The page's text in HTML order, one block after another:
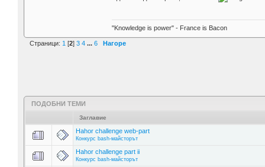
"Knowledge is power" - France is Bacon
Страници: 1 [2] 3 4 ... 6 Нагоре
ПОДОБНИ ТЕМИ
Заглавие
Hahor challenge web-part
Конкурс bash-майсторът
Hahor challenge part ii
Конкурс bash-майсторът